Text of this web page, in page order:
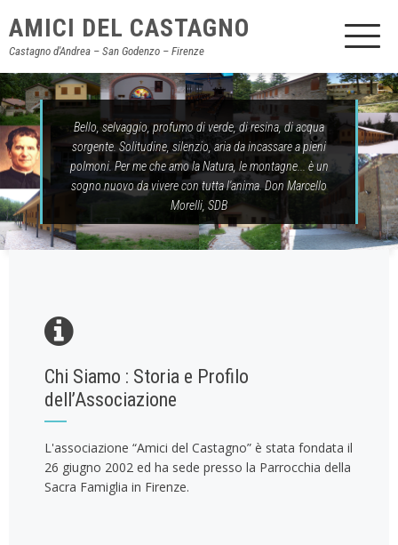
AMICI DEL CASTAGNO
Castagno d'Andrea – San Godenzo – Firenze
Bello, selvaggio, profumo di verde, di resina, di acqua
sorgente. Solitudine, silenzio, aria da incassare a pieni
polmoni. Per me che amo la Natura, le montagne... è un
sogno nuovo da vivere con tutta l'anima. Don Marcello
Morelli, SDB
Chi Siamo : Storia e Profilo
dell’Associazione
L'associazione “Amici del Castagno” è stata fondata il
26 giugno 2002 ed ha sede presso la Parrocchia della
Sacra Famiglia in Firenze.